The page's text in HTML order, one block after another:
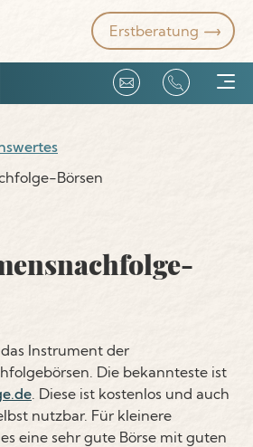
Erstberatung
Börsen
Instrument der
Die bekannteste ist
. Diese ist kostenlos und auch
nutzbar. Für kleinere
eine sehr gute Börse mit guten